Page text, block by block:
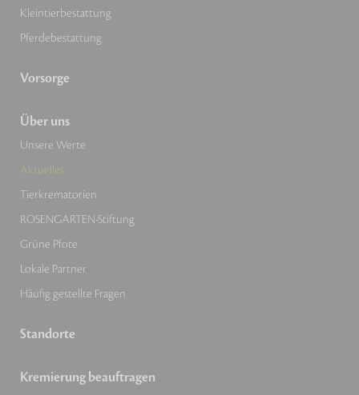
Kleintierbestattung
Pferdebestattung
Vorsorge
Über uns
Unsere Werte
Aktuelles
Tierkrematorien
ROSENGARTEN-Stiftung
Grüne Pfote
Lokale Partner
Häufig gestellte Fragen
Standorte
Kremierung beauftragen